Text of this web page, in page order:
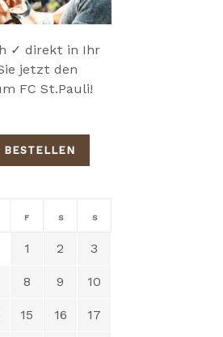
✓ direkt in Ihr
jetzt den
FC St.Pauli!
BESTELLEN
F S S
1 2 3
8 9 10
15 16 17